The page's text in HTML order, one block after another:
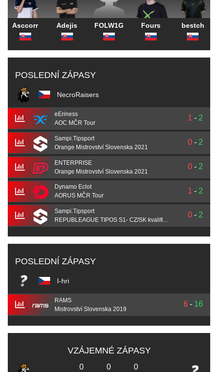
Asccorr Adejis FOLW1G Fours bestch
POSLEDNÍ ZÁPASY
NecroRaisers
eEriness
AOC MČR Tour
1 - 2
Sampi.Tipsport
Orange Mistrovství Slovenska 2021
0 - 2
ENTERPRISE
Orange Mistrovství Slovenska 2021
0 - 2
Dynamo Eclot
AORUS MČR Tour
1 - 2
Sampi.Tipsport
REPUBLEAGUE TIPOS S1- CZ/SK kvalifikace #2
0 - 2
POSLEDNÍ ZÁPASY
I-hri
RAMS
Mistrovství Slovenska 2019
6 - 16
VZÁJEMNÉ ZÁPASY
0 0 0